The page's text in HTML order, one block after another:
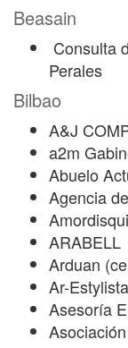
Beasain
Consulta
Perales
Bilbao
A&J
a2m
Abuelo
Agencia
ARABELL
Arduan
Ar-
Asesoría